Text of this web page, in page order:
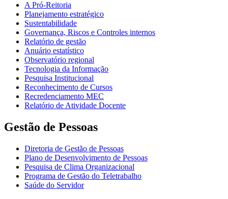
A Pró-Reitoria
Planejamento estratégico
Sustentabilidade
Governança, Riscos e Controles internos
Relatório de gestão
Anuário estatístico
Observatório regional
Tecnologia da Informação
Pesquisa Institucional
Reconhecimento de Cursos
Recredenciamento MEC
Relatório de Atividade Docente
Gestão de Pessoas
Diretoria de Gestão de Pessoas
Plano de Desenvolvimento de Pessoas
Pesquisa de Clima Organizacional
Programa de Gestão do Teletrabalho
Saúde do Servidor